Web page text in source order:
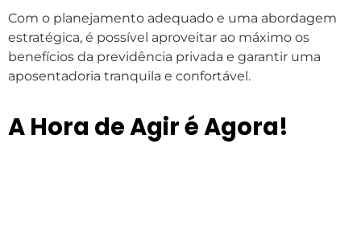
Com o planejamento adequado e uma abordagem
estratégica, é possível aproveitar ao máximo os
benefícios da previdência privada e garantir uma
aposentadoria tranquila e confortável.
A Hora de Agir é Agora!